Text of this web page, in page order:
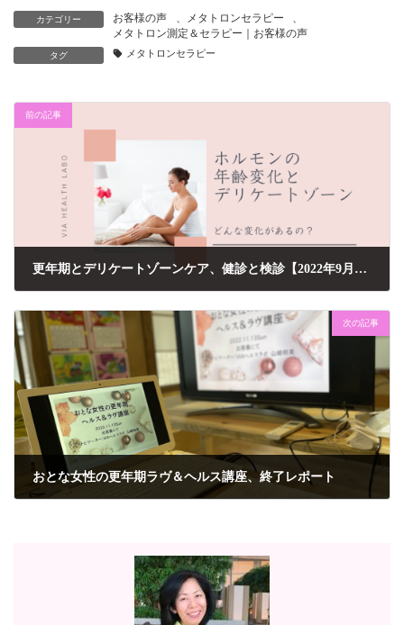
カテゴリー お客様の声 、 メタトロンセラピー
、
メタトロン測定＆セラピー｜お客様の声
タグ メタトロンセラピー
前の記事
更年期とデリケートゾーンケア、健診と検診【2022年9月・10月のエールコラム】
次の記事
おとな女性の更年期ラヴ＆ヘルス講座、終了レポート